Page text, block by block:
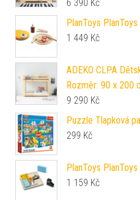
6 390 Kč
PlanToys
1 449 Kč
ADEKO CLPA
Rozměr: 90 x 200
9 290 Kč
Puzzle Tlapková
299 Kč
PlanToys
1 159 Kč